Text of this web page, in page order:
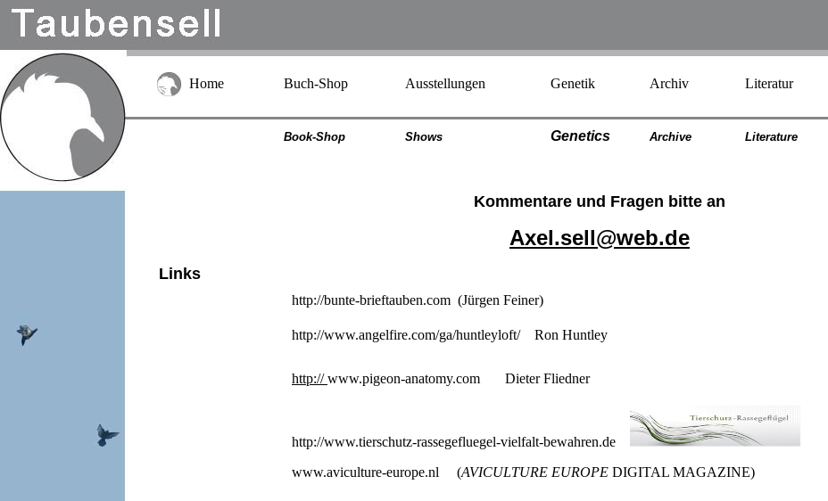
Home Buch-Shop Ausstellungen Genetik Archiv Literatur
Book-Shop Shows Genetics Archive Literature
Kommentare und Fragen bitte an
Axel.sell@web.de
Links
http://bunte-brieftauben.com (Jürgen Feiner)
http://www.angelfire.com/ga/huntleyloft/ Ron Huntley
http://www.pigeon-anatomy.com Dieter Fliedner
http://www.tierschutz-rassegefluegel-vielfalt-bewahren.de
www.aviculture-europe.nl (AVICULTURE EUROPE DIGITAL MAGAZINE)